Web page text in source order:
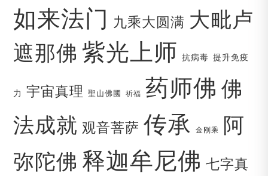
如来法门 九乘大圆满 大毗卢
遮那佛 紫光上师 抗病毒 提升免疫
力 宇宙真理 聖山佛國 祈福 药师佛 佛
法成就 观音菩萨 传承 金刚乘
阿
弥陀佛 释迦牟尼佛 七字真